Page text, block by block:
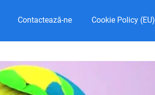
Contactează-ne Cookie Policy (EU)